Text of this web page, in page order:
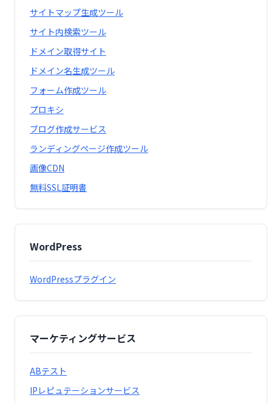
サイトマップ生成ツール
サイト内検索ツール
ドメイン取得サイト
ドメイン名生成ツール
フォーム作成ツール
プロキシ
ブログ作成サービス
ランディングページ作成ツール
画像CDN
無料SSL証明書
WordPress
WordPressプラグイン
マーケティングサービス
ABテスト
IPレピュテーションサービス